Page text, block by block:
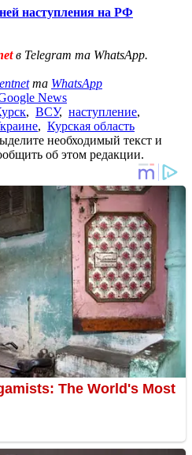
наступления на РФ
в Telegram та WhatsApp.
та WhatsApp
News
, ВСУ, наступление,
, Курская область
необходимый текст и
об этом редакции.